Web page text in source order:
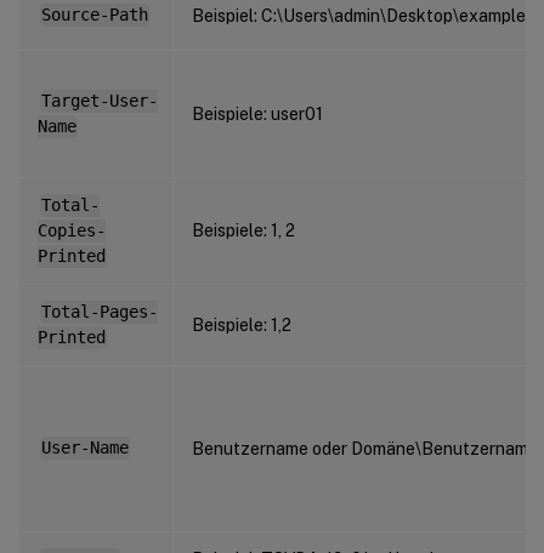
Source-Path Beispiel:
Target-User-
Name
Beispiele: user01
Total-
Copies-
Printed
Beispiele: 1, 2
Total-Pages-
Printed
Beispiele: 1,2
User-Name Benutzername oder Domäne\Benutzername